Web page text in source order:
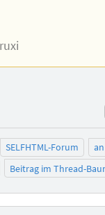
SELFHTML-Forum
Beitrag im Thread-